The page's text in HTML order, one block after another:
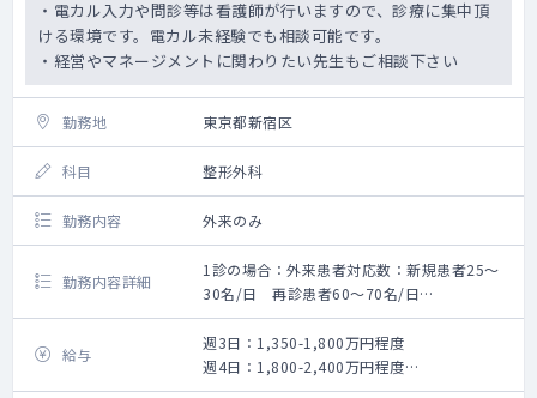
・電カル入力や問診等は看護師が行いますので、診療に集中頂
ける環境です。電カル未経験でも相談可能です。
・経営やマネージメントに関わりたい先生もご相談下さい
勤務地 東京都新宿区
科目 整形外科
勤務内容 外来のみ
勤務内容詳細
1診の場合：外来患者対応数：新規患者25〜
30名/日 再診患者60〜70名/日
2診の場合：外来患者対応数：新規患者30〜
40名/日 再診患者20~30名/日
体制：
・看護師・レントゲン技師・クラーク3-4人で
給与
週3日：1,350-1,800万円程度
週4日：1,800-2,400万円程度
週5日：2,250-3,000万円程度